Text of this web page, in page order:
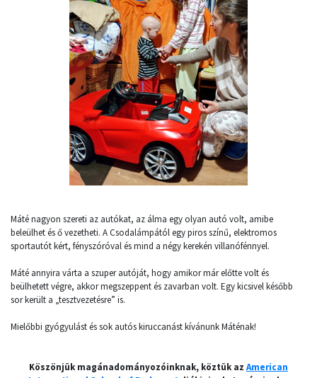
Máté nagyon szereti az autókat, az álma egy olyan autó volt, amibe
beleülhet és ő vezetheti. A Csodalámpától egy piros színű, elektromos
sportautót kért, fényszóróval és mind a négy kerekén villanófénnyel.
Máté annyira várta a szuper autóját, hogy amikor már előtte volt és
beülhetett végre, akkor megszeppent és zavarban volt. Egy kicsivel később
sor került a „tesztvezetésre” is.
Mielőbbi gyógyulást és sok autós kiruccanást kívánunk Máténak!
Köszönjük magánadományozóinknak, köztük az American